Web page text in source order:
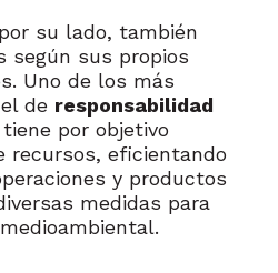
su lado, también
según sus propios
Uno de los más
de responsabilidad
por objetivo
recursos, eficientando
y productos
medidas para